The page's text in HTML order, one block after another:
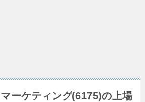
マーケティング(6175)の上場